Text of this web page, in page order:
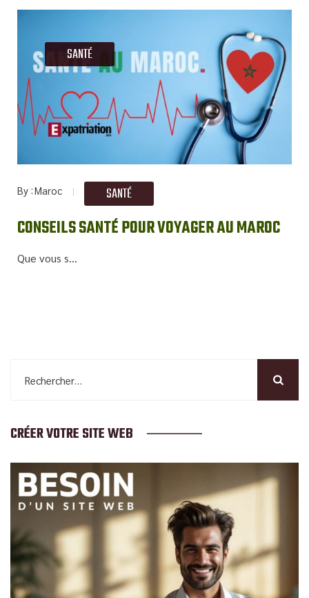
SANTÉ
By Maroc SANTÉ
CONSEILS SANTÉ POUR VOYAGER AU MAROC
Que vous s...
CRÉER VOTRE SITE WEB